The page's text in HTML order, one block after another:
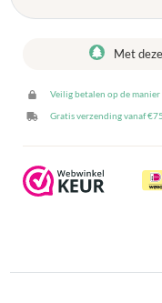
cm
voetenplank
Grey
Craft
aantal
Met
Veilig betalen op de
Gratis verzending vanaf